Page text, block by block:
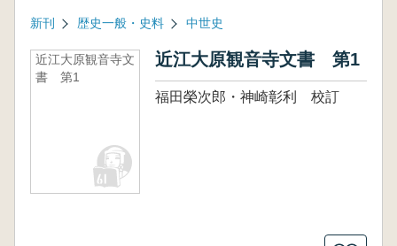
新刊 歴史一般・史料 中世史
近江大原観音寺文
書 第1
近江大原観音寺文書 第1
福田榮次郎・神崎彰利 校訂